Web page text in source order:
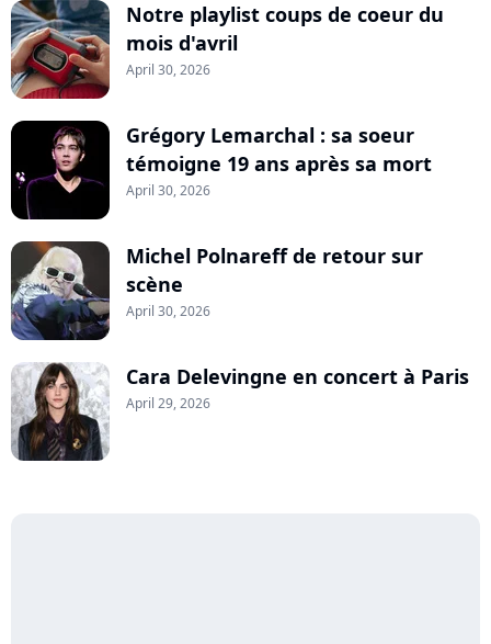
Notre playlist coups de coeur du
mois d'avril
April 30, 2026
Grégory Lemarchal : sa soeur
témoigne 19 ans après sa mort
April 30, 2026
Michel Polnareff de retour sur
scène
April 30, 2026
Cara Delevingne en concert à Paris
April 29, 2026